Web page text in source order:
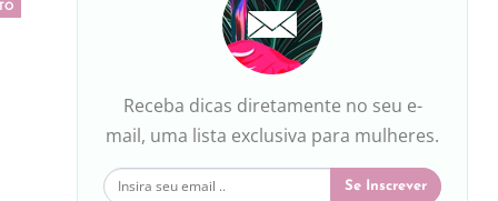
Receba dicas diretamente no seu e-
mail, uma lista exclusiva para mulheres.
Se Inscrever